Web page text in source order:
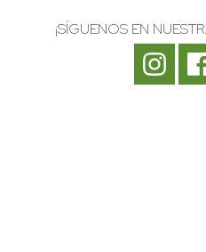
¡SÍGUENOS EN